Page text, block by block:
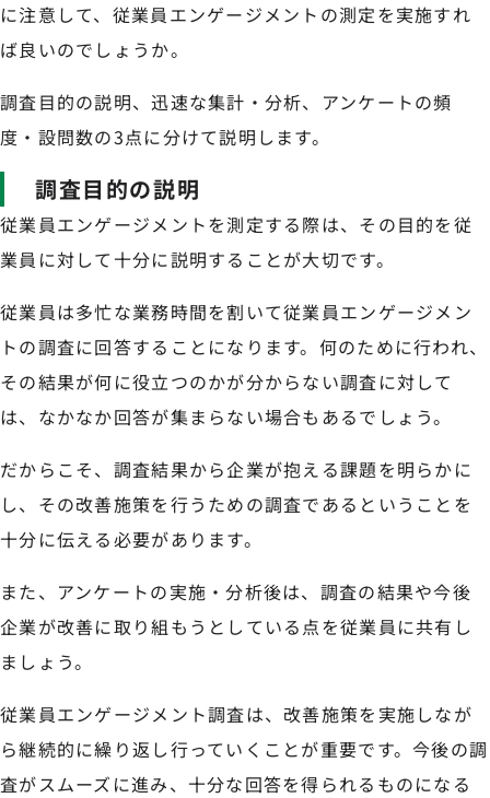
に注意して、従業員エンゲージメントの測定を実施すれ
ば良いのでしょうか。
調査目的の説明、迅速な集計・分析、アンケートの頻
度・設問数の3点に分けて説明します。
調査目的の説明
従業員エンゲージメントを測定する際は、その目的を従
業員に対して十分に説明することが大切です。
従業員は多忙な業務時間を割いて従業員エンゲージメン
トの調査に回答することになります。何のために行われ、
その結果が何に役立つのかが分からない調査に対して
は、なかなか回答が集まらない場合もあるでしょう。
だからこそ、調査結果から企業が抱える課題を明らかに
し、その改善施策を行うための調査であるということを
十分に伝える必要があります。
また、アンケートの実施・分析後は、調査の結果や今後
企業が改善に取り組もうとしている点を従業員に共有し
ましょう。
従業員エンゲージメント調査は、改善施策を実施しなが
ら継続的に繰り返し行っていくことが重要です。今後の調
査がスムーズに進み、十分な回答を得られるものになる